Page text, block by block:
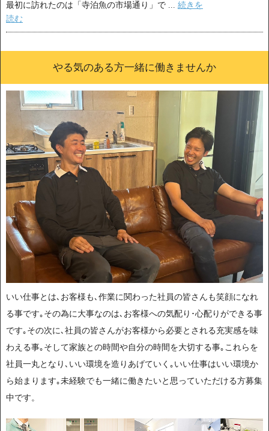
最初に訪れたのは「寺泊魚の市場通り」で ... 続きを
読む
やる気のある方一緒に働きませんか
いい仕事とは､お客様も､作業に関わった社員の皆さんも笑顔になれ
る事です｡その為に大事なのは､お客様への気配り･心配りができる事
です｡その次に､社員の皆さんがお客様から必要とされる充実感を味
わえる事｡そして家族との時間や自分の時間を大切する事｡これらを
社員一丸となり､いい環境を造りあげていく｡いい仕事はいい環境か
ら始まります｡未経験でも一緒に働きたいと思っていただける方募集
中です。